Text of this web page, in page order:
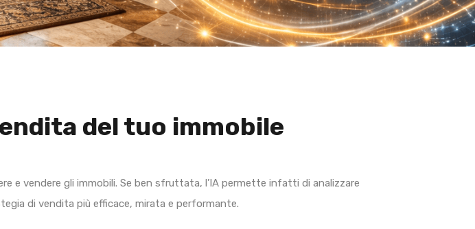
del tuo immobile
e vendere gli immobili. Se ben sfruttata, l’IA permette infatti di analizzare
di vendita più efficace, mirata e performante.